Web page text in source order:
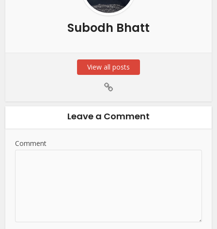
Subodh Bhatt
View all posts
Leave a Comment
Comment